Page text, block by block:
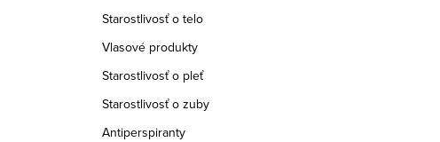
Starostlivosť o telo
Vlasové produkty
Starostlivosť o pleť
Starostlivosť o zuby
Antiperspiranty